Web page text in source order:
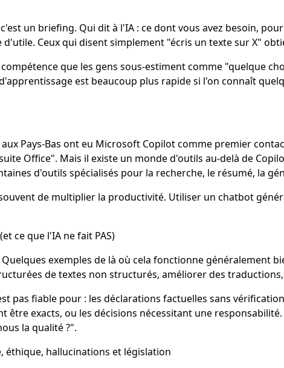
un briefing. Qui dit à l'IA : ce dont vous avez besoin,
Ceux qui disent simplement "écris un texte sur X"
que les gens sous-estiment comme "quelque
est beaucoup plus rapide si l'on connaît
Pays-Bas ont eu Microsoft Copilot comme premier
Office". Mais il existe un monde d'outils au-delà de
d'outils spécialisés pour la recherche, le résumé, la
de multiplier la productivité. Utiliser un chatbot
ce que l'IA ne fait PAS)
exemples de là où cela fonctionne généralement
de textes non structurés, améliorer des
pas fiable pour : les déclarations factuelles sans
être exacts, ou les décisions nécessitant une
la qualité ?".
éthique, hallucinations et législation